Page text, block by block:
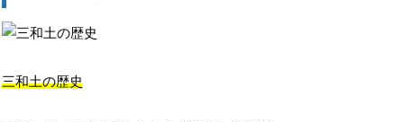
三和土の歴史